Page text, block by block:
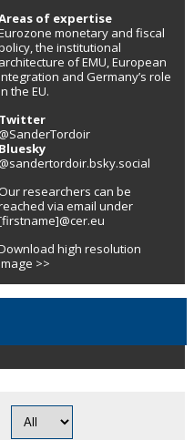
of expertise
monetary and fiscal
the institutional
architecture of EMU, European
and Germany’s role
the EU.
Twitter
@SanderTordoir
Bluesky
@sandertordoir.bsky.social
researchers can be
via email under
high resolution
>>